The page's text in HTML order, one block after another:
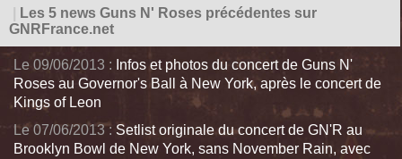
Les 5 news Guns N' Roses précédentes sur
GNRFrance.net
Le 09/06/2013 : Infos et photos du concert de Guns N'
Roses au Governor's Ball à New York, après le concert de
Kings of Leon
Le 07/06/2013 : Setlist originale du concert de GN'R au
Brooklyn Bowl de New York, sans November Rain, avec